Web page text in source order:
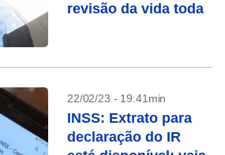
revisão da vida toda
22/02/23 - 19:41min
INSS: Extrato para
declaração do IR